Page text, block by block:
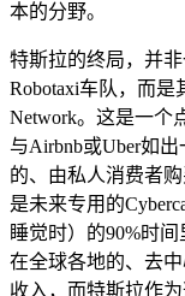
本的分野。
特斯拉的终局，并
Robotaxi车队，而是
Network。这是一个
与Airbnb或Uber如
的、由私人消费者
是未来专用的
睡觉时）的90%时
在全球各地的、去
收入，而特斯拉作